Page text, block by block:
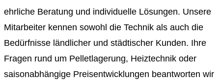
ehrliche Beratung und individuelle Lösungen. Unsere
Mitarbeiter kennen sowohl die Technik als auch die
Bedürfnisse ländlicher und städtischer Kunden. Ihre
Fragen rund um Pelletlagerung, Heiztechnik oder
saisonabhängige Preisentwicklungen beantworten wir